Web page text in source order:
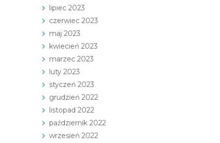
lipiec 2023
czerwiec 2023
maj 2023
kwiecień 2023
marzec 2023
luty 2023
styczeń 2023
grudzień 2022
listopad 2022
październik 2022
wrzesień 2022